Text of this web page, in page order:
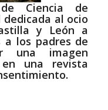
Ciencia de
al ocio
y León a
a los padres de
una imagen
una revista